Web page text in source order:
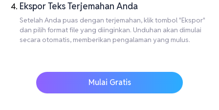
Ekspor Teks Terjemahan Anda
Setelah Anda puas dengan terjemahan, klik tombol "Ekspor"
dan pilih format file yang diinginkan. Unduhan akan dimulai
secara otomatis, memberikan pengalaman yang mulus.
Mulai Gratis